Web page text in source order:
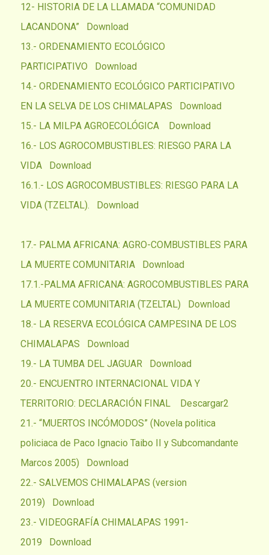
12- HISTORIA DE LA LLAMADA “COMUNIDAD
LACANDONA”
Download
13.- ORDENAMIENTO ECOLÓGICO
PARTICIPATIVO
Download
14.- ORDENAMIENTO ECOLÓGICO PARTICIPATIVO
EN LA SELVA DE LOS CHIMALAPAS
Download
15.- LA MILPA AGROECOLÓGICA
Download
16.- LOS AGROCOMBUSTIBLES: RIESGO PARA LA
VIDA
Download
16.1.- LOS AGROCOMBUSTIBLES: RIESGO PARA LA
VIDA(TZELTAL). Download
17.- PALMA AFRICANA: AGRO-COMBUSTIBLES PARA
LA MUERTE COMUNITARIA
Download
17.1.-PALMA AFRICANA: AGROCOMBUSTIBLES PARA
LA MUERTE COMUNITARIA (TZELTAL)
Download
18.- LA RESERVA ECOLÓGICA CAMPESINA DE LOS
CHIMALAPAS
Download
19.- LA TUMBA DEL JAGUAR
Download
20.- ENCUENTRO INTERNACIONAL VIDA Y
TERRITORIO: DECLARACIÓN FINAL
Descargar2
21.- “MUERTOS INCÓMODOS” (Novela politica
policiaca de Paco Ignacio Taibo II y Subcomandante
Marcos 2005)
Download
22.- SALVEMOS CHIMALAPAS (version
2019)
Download
23.- VIDEOGRAFÍA CHIMALAPAS 1991-
2019
Download